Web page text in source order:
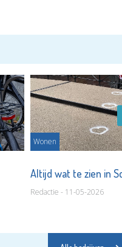
Wonen
Altijd wat te zien in
Redactie - 11-05-2026